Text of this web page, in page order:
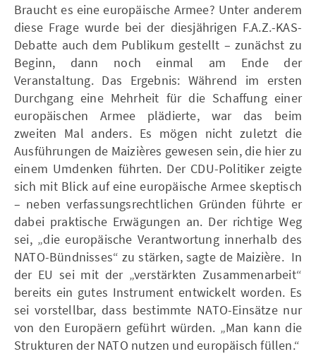
Braucht es eine europäische Armee? Unter anderem
diese Frage wurde bei der diesjährigen F.A.Z.-KAS-
Debatte auch dem Publikum gestellt – zunächst zu
Beginn, dann noch einmal am Ende der
Veranstaltung. Das Ergebnis: Während im ersten
Durchgang eine Mehrheit für die Schaffung einer
europäischen Armee plädierte, war das beim
zweiten Mal anders. Es mögen nicht zuletzt die
Ausführungen de Maizières gewesen sein, die hier zu
einem Umdenken führten. Der CDU-Politiker zeigte
sich mit Blick auf eine europäische Armee skeptisch
– neben verfassungsrechtlichen Gründen führte er
dabei praktische Erwägungen an. Der richtige Weg
sei, „die europäische Verantwortung innerhalb des
NATO-Bündnisses“ zu stärken, sagte de Maizière. In
der EU sei mit der „verstärkten Zusammenarbeit“
bereits ein gutes Instrument entwickelt worden. Es
sei vorstellbar, dass bestimmte NATO-Einsätze nur
von den Europäern geführt würden. „Man kann die
Strukturen der NATO nutzen und europäisch füllen.“